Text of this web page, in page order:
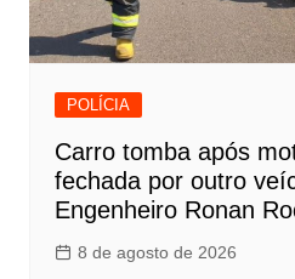
POLÍCIA
Carro tomba após
fechada por outro
Engenheiro Ronan
8 de agosto de 2026